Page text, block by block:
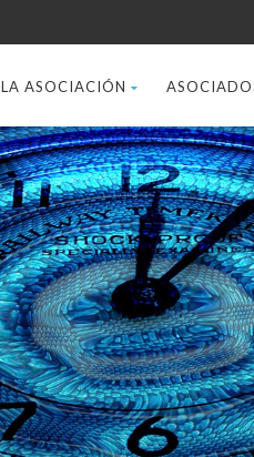
LA ASOCIACIÓN